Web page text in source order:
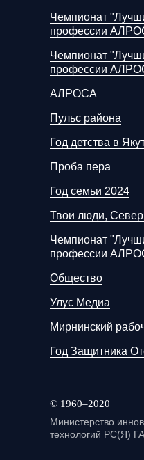
Чемпионат
профессии
Чемпионат
профессии
АЛРОСА
Пульс района
Год детства в
Проба пера
Год семьи 2024
Твои люди,
Чемпионат
профессии
Общество
Улус Медиа
Мирнинский
Год Защитника
© 1960–2020
Министерство
технологий РС(Я)